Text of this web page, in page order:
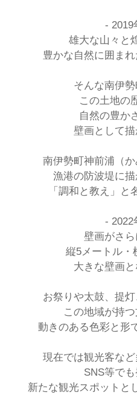
- 2019
雄大な山々と
豊かな自然に囲まれ
そんな南伊
この土地の
自然の豊か
壁画として描
南伊勢町神前浦（
漁港の防波堤に
「調和と教え」と
- 2022
壁画がさ
縦5メートル・
大きな壁画と
お祭りや太鼓、提
この地域が持
動きのある色彩と形
現在では観光客な
SNS等でも
新たな観光スポットと